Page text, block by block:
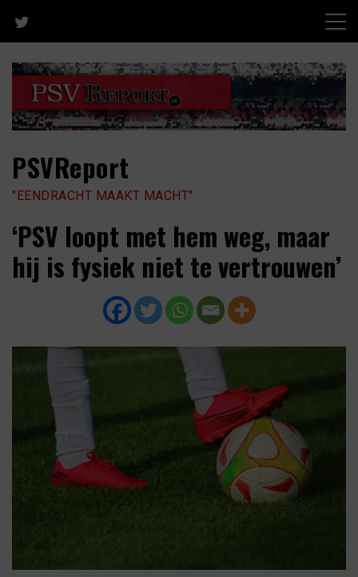
content
PSVReport
"EENDRACHT MAAKT MACHT"
‘PSV loopt met hem weg, maar
hij is fysiek niet te vertrouwen’